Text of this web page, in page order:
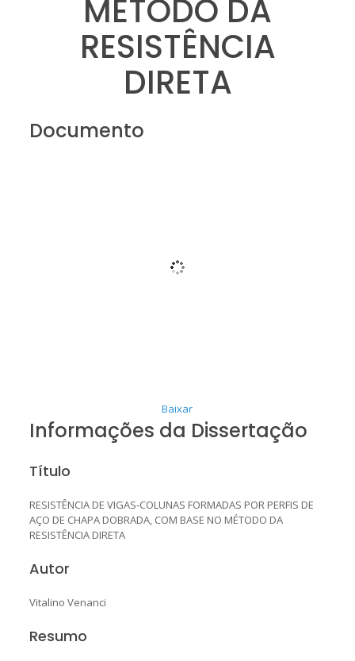
MÉTODO DA
RESISTÊNCIA
DIRETA
Documento
Baixar
Informações da Dissertação
Título
RESISTÊNCIA DE VIGAS-COLUNAS FORMADAS POR PERFIS DE
AÇO DE CHAPA DOBRADA, COM BASE NO MÉTODO DA
RESISTÊNCIA DIRETA
Autor
Vitalino Venanci
Resumo